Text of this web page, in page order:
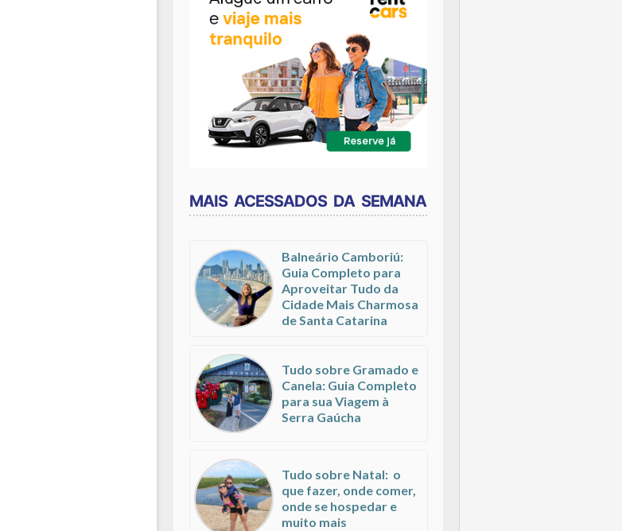
MAIS ACESSADOS DA SEMANA
Balneário Camboriú:
Guia Completo para
Aproveitar Tudo da
Cidade Mais Charmosa
de Santa Catarina
Tudo sobre Gramado e
Canela: Guia Completo
para sua Viagem à
Serra Gaúcha
Tudo sobre Natal: o
que fazer, onde comer,
onde se hospedar e
muito mais